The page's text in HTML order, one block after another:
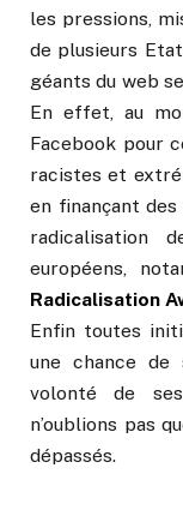
les pressions,
de plusieurs
géants du web
En effet, au
Facebook pour
racistes et
en finançant
radicalisation
européens,
Radicalisation
Enfin toutes
une chance
volonté de
n’oublions pas
dépassés.